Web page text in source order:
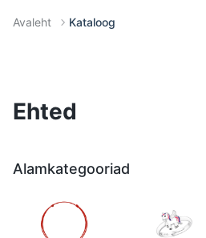
Avaleht Kataloog
Ehted
Alamkategooriad